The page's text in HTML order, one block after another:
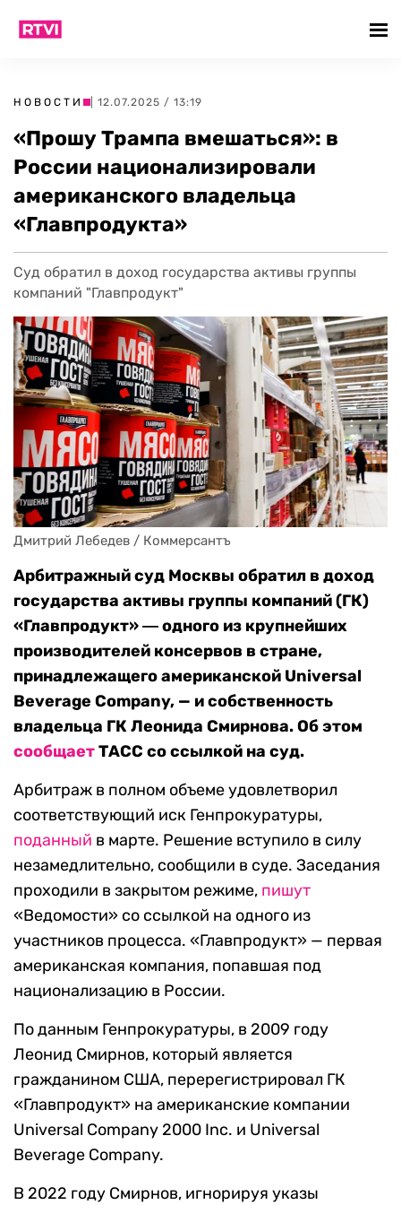
НОВОСТИ | 12.07.2025 / 13:19
«Прошу Трампа вмешаться»: в
России национализировали
американского владельца
«Главпродукта»
Суд обратил в доход государства активы группы
компаний "Главпродукт"
Дмитрий Лебедев / Коммерсантъ
Арбитражный суд Москвы обратил в доход
государства активы группы компаний (ГК)
«Главпродукт» ― одного из крупнейших
производителей консервов в стране,
принадлежащего американской Universal
Beverage Company, — и собственность
владельца ГК Леонида Смирнова. Об этом
сообщаетТАСС со ссылкой на суд.
Арбитраж в полном объеме удовлетворил
соответствующий иск Генпрокуратуры,
поданный в марте. Решение вступило в силу
незамедлительно, сообщили в суде. Заседания
проходили в закрытом режиме, пишут
«Ведомости» со ссылкой на одного из
участников процесса. «Главпродукт» — первая
американская компания, попавшая под
национализацию в России.
По данным Генпрокуратуры, в 2009 году
Леонид Смирнов, который является
гражданином США, перерегистрировал ГК
«Главпродукт» на американские компании
Universal Company 2000 Inc. и Universal
Beverage Company.
В 2022 году Смирнов, игнорируя указы